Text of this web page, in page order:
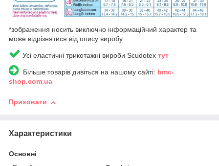
*зображення носить виключно інформаційний характер та
може відрізнятися від опису виробу
Усі еластичні трикотажні вироби Scudotex тут
Більше товарів дивіться на нашому сайті: bmc-
shop.com.ua
Приховати
Характеристики
Основні